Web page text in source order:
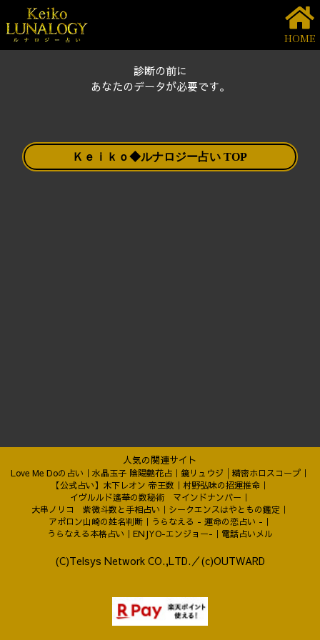
HOME
診断の前に
あなたのデータが必要です。
Ｋｅｉｋｏ◆ルナロジー占い TOP
人気の関連サイト
Love Me Doの占い 水晶玉子 陰陽艶花占
鏡リュウジ│精密ホロスコープ
【公式占い】木下レオン 帝王数
村野弘味の招運推命
イヴルルド遙華の数秘術 マインドナンバー
大串ノリコ 紫微斗数と手相占い
シークエンスはやともの鑑定
アポロン山崎の姓名判断
うらなえる - 運命の恋占い -
うらなえる本格占い
ENJYO-エンジョー- 電話占いメル
(C)Telsys Network CO.,LTD.／(c)OUTWARD